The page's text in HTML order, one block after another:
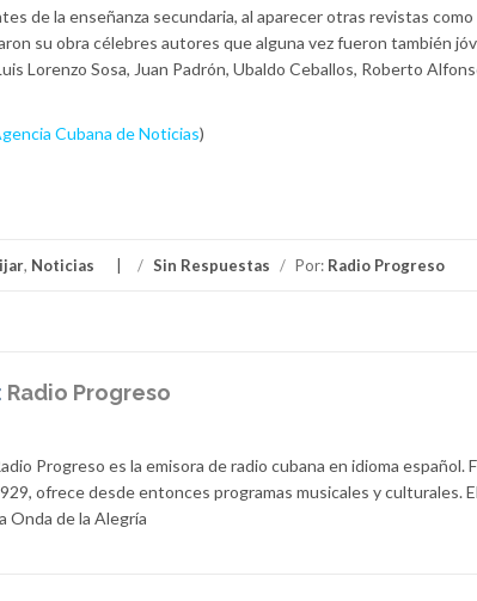
de la enseñanza secundaria, al aparecer otras revistas como
su obra célebres autores que alguna vez fueron también
Lorenzo Sosa, Juan Padrón, Ubaldo Ceballos, Roberto
Cubana de Noticias)
, Noticias / Sin Respuestas / Por: Radio Progreso
Radio Progreso
Progreso es la emisora de radio cubana en idioma español.
ofrece desde entonces programas musicales y culturales.
Onda de la Alegría